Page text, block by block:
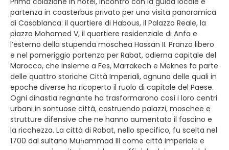
partenza in coasterbus privato per una visita panoramica
di Casablanca: il quartiere di Habous, il Palazzo Reale, la
piazza Mohamed V, il quartiere residenziale di Anfa e
l’esterno della stupenda moschea Hassan II. Pranzo libero
e nel pomeriggio partenza per Rabat, odierna capitale del
Marocco, che insieme a Fes, Marrakech e Meknes fa parte
delle quattro storiche Città Imperiali, ognuna delle quali in
epoche diverse ha ricoperto il ruolo di capitale del Paese.
Ogni dinastia regnante ha trasformarono così i loro centri
urbani in sontuose città, costruendo palazzi, moschee e
strutture difensive che ne hanno aumentato il fascino e
la ricchezza. La città di Rabat, nello specifico, fu scelta nel
1700 dal sultano Muḥammad III come città imperiale e